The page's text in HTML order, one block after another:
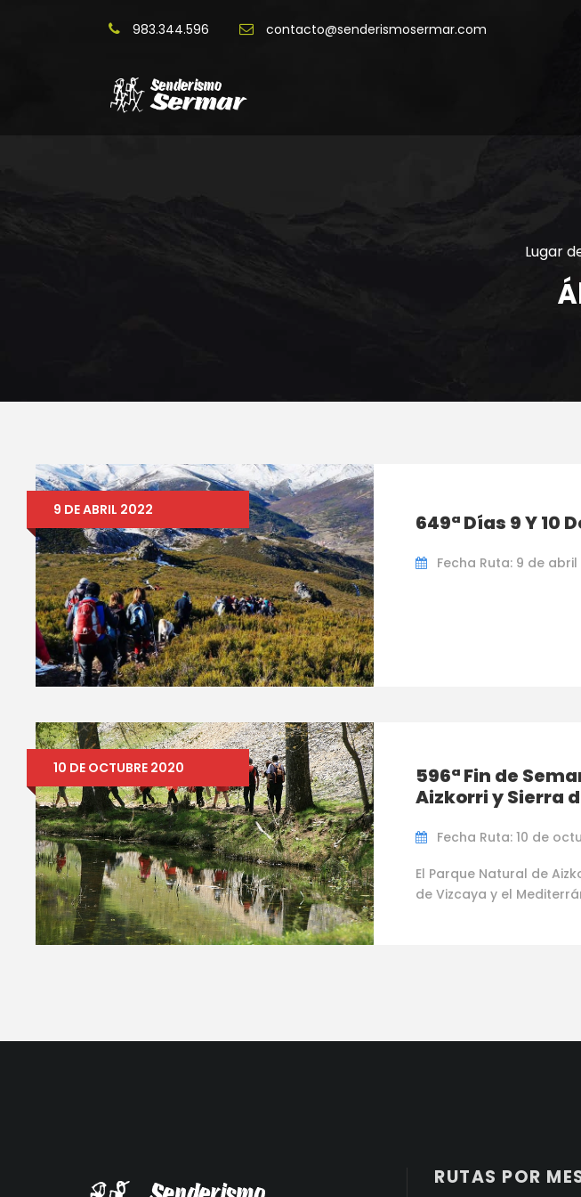
983.344.596 contacto@senderismosermar.com
Lugar
9 DE ABRIL 2022
649ª Días 9 Y 10
Fecha Ruta: 9 de abril
10 DE OCTUBRE 2020
596ª Fin de
Aizkorri y Sierra
Fecha Ruta: 10 de
El Parque Natural de
de Vizcaya y el
RUTAS POR